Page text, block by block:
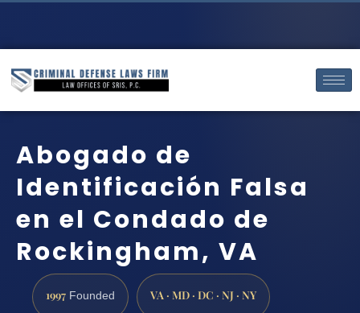
Abogado de
Identificación Falsa
en el Condado de
Rockingham, VA
1997 Founded VA · MD · DC · NJ · NY